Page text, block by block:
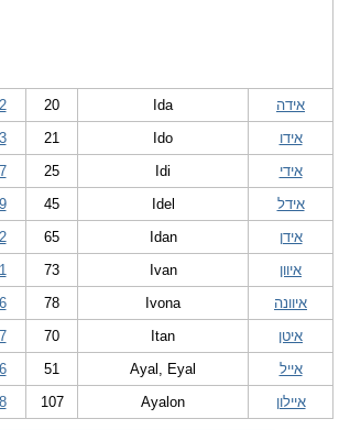
אידה Ida
20
2
אידו
Ido
21
3
אידי
Idi
25
7
אידל
Idel
45
9
אידן
Idan
65
2
איוון
Ivan
73
1
איוונה
Ivona
78
6
איטן
Itan
70
7
אייל
Ayal, Eyal
51
6
איילון
Ayalon
107
8